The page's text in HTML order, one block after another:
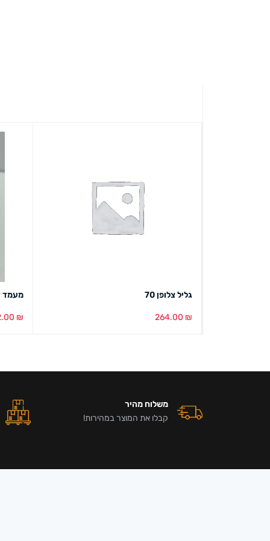
גליל צלופן 70
264.00 ₪
מעמד
₪
משלוח מהיר
קבלו את המוצר במהירות!